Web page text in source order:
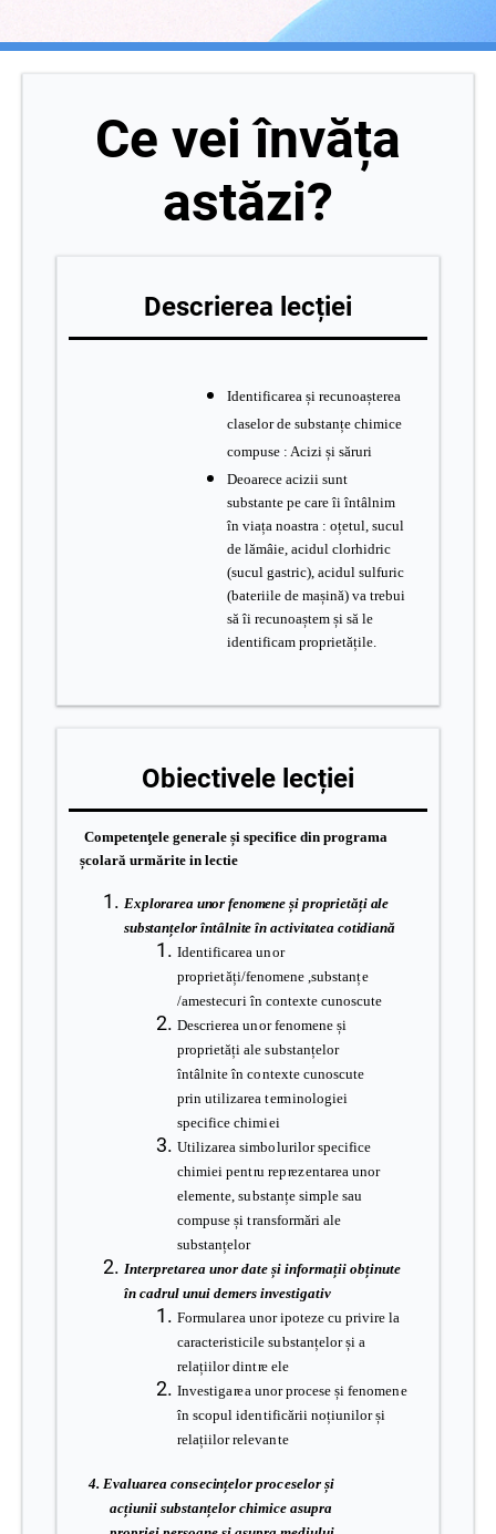
Ce vei învăța
astăzi?
Descrierea lecției
Identificarea și recunoașterea
claselor de substanțe chimice
compuse : Acizi și săruri
Deoarece acizii sunt
substante pe care îi întâlnim
în viața noastra : oțetul, sucul
de lămâie, acidul clorhidric
(sucul gastric), acidul sulfuric
(bateriile de mașină) va trebui
să îi recunoaștem și să le
identificam proprietățile.
Obiectivele lecției
Competenţele generale și specifice din programa
școlară urmărite in lectie
Explorareaunorfenomeneșiproprietățiale
substanțelorîntâlniteînactivitateacotidiană
Identificareaunor
proprietăți/fenomene ,substanțe
/amestecuri în contexte cunoscute
Descriereaunorfenomene și
proprietăți alesubstanțelor
întâlnite încontexte cunoscute
prinutilizareaterminologiei
specifice chimiei
Utilizarea simbolurilor specifice
chimieipentru reprezentarea unor
elemente, substanțe simple sau
compuse șitransformări ale
substanțelor
Interpretarea unor dateși informații obținute
în cadrul unuidemers investigativ
Formularea unor ipoteze cuprivire la
caracteristicile substanțelor și a
relațiilordintre ele
Investigarea unorprocese șifenomene
în scopul identificării noțiunilorși
relațiilorrelevante
4. Evaluareaconsecințelor proceselor și
acțiuniisubstanțelorchimiceasupra